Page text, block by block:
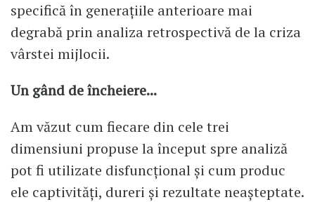
specifică în generațiile anterioare mai
degrabă prin analiza retrospectivă de la criza
vârstei mijlocii.
Un gând de încheiere...
Am văzut cum fiecare din cele trei
dimensiuni propuse la început spre analiză
pot fi utilizate disfuncțional și cum produc
ele captivități, dureri și rezultate neașteptate.